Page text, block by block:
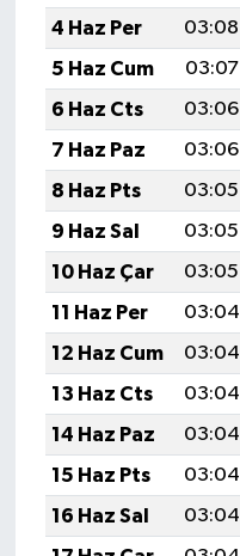
4 Haz Per
03:08
5 Haz Cum
03:07
6 Haz Cts
03:06
7 Haz Paz
03:06
8 Haz Pts
03:05
9 Haz Sal
03:05
10 Haz Çar
03:05
11 Haz Per
03:04
12 Haz Cum
03:04
13 Haz Cts
03:04
14 Haz Paz
03:04
15 Haz Pts
03:04
16 Haz Sal
03:04